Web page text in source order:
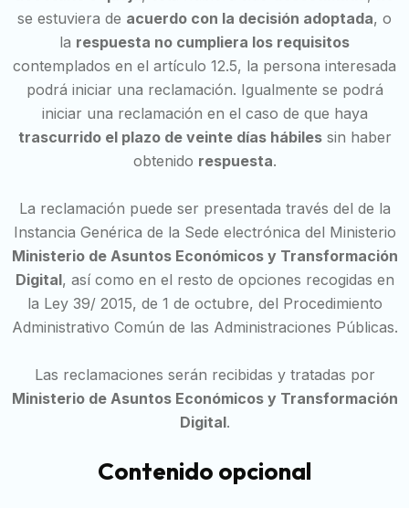
se estuviera de acuerdo con la decisión adoptada, o
la respuesta no cumpliera los requisitos
contemplados en el artículo 12.5, la persona interesada
podrá iniciar una reclamación. Igualmente se podrá
iniciar una reclamación en el caso de que haya
trascurrido el plazo de veinte días hábilessin haber
obtenido respuesta.
La reclamación puede ser presentada través del de la
Instancia Genérica de la Sede electrónica del Ministerio
Ministerio de Asuntos Económicos y Transformación
Digital, así como en el resto de opciones recogidas en
la Ley 39/ 2015, de 1 de octubre, del Procedimiento
Administrativo Común de las Administraciones Públicas.
Las reclamaciones serán recibidas y tratadas por
Ministerio de Asuntos Económicos y Transformación
Digital.
Contenido opcional